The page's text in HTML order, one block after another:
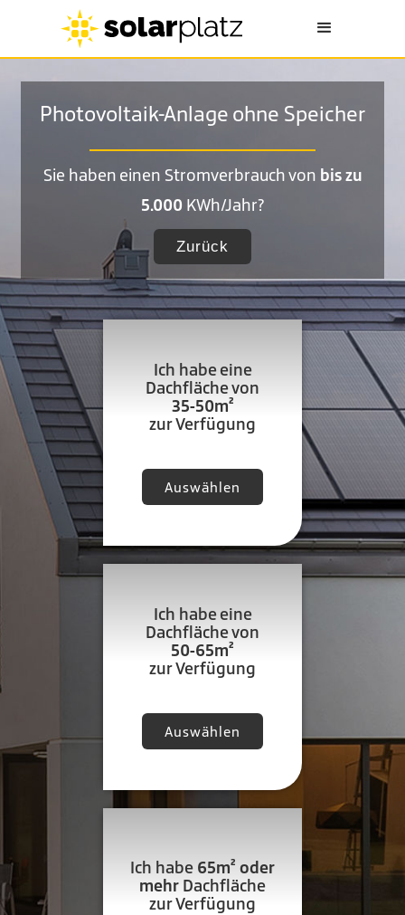
Photovoltaik-Anlage ohne Speicher
Sie haben einen Stromverbrauch von bis zu
5.000 KWh/Jahr?
Zurück
Ich habe eine
Dachfläche von
35-50m²
zur Verfügung
Auswählen
Ich habe eine
Dachfläche von
50-65m²
zur Verfügung
Auswählen
Ich habe 65m² oder
mehr Dachfläche
zur Verfügung